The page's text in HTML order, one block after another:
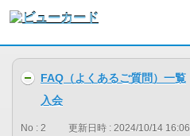
FAQ（よくあるご質問）一覧
入会
No : 2 更新日時 : 2024/10/14 16:06